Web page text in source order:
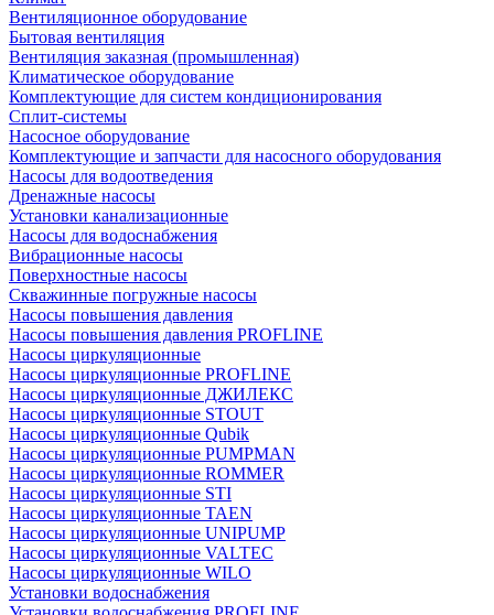
Вентиляционное оборудование
Бытовая вентиляция
Вентиляция заказная (промышленная)
Климатическое оборудование
Комплектующие для систем кондиционирования
Сплит-системы
Насосное оборудование
Комплектующие и запчасти для насосного оборудования
Насосы для водоотведения
Дренажные насосы
Установки канализационные
Насосы для водоснабжения
Вибрационные насосы
Поверхностные насосы
Скважинные погружные насосы
Насосы повышения давления
Насосы повышения давления PROFLINE
Насосы циркуляционные
Насосы циркуляционные PROFLINE
Насосы циркуляционные ДЖИЛЕКС
Насосы циркуляционные STOUT
Насосы циркуляционные Qubik
Насосы циркуляционные PUMPMAN
Насосы циркуляционные ROMMER
Насосы циркуляционные STI
Насосы циркуляционные TAEN
Насосы циркуляционные UNIPUMP
Насосы циркуляционные VALTEC
Насосы циркуляционные WILO
Установки водоснабжения